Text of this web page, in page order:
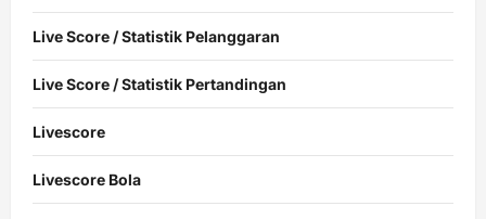
Live Score / Statistik Pelanggaran
Live Score / Statistik Pertandingan
Livescore
Livescore Bola